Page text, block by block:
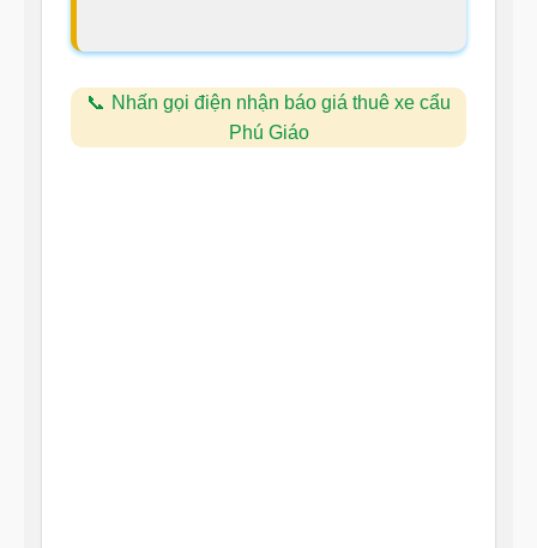
Nhấn gọi điện nhận báo giá thuê xe cẩu
Phú Giáo